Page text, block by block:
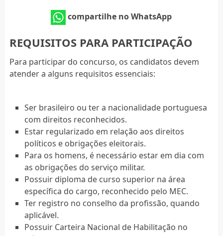
compartilhe no WhatsApp
REQUISITOS PARA PARTICIPAÇÃO
Para participar do concurso, os candidatos devem
atender a alguns requisitos essenciais:
Ser brasileiro ou ter a nacionalidade portuguesa
com direitos reconhecidos.
Estar regularizado em relação aos direitos
políticos e obrigações eleitorais.
Para os homens, é necessário estar em dia com
as obrigações do serviço militar.
Possuir diploma de curso superior na área
específica do cargo, reconhecido pelo MEC.
Ter registro no conselho da profissão, quando
aplicável.
Possuir Carteira Nacional de Habilitação no